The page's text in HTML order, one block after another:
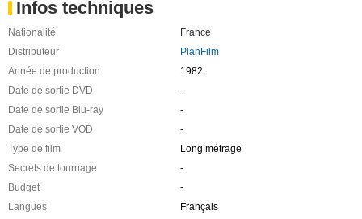
Infos techniques
Nationalité
France
Distributeur
PlanFilm
Année de production
1982
Date de sortie DVD
-
Date de sortie Blu-ray
-
Date de sortie VOD
-
Type de film
Long métrage
Secrets de tournage
-
Budget
-
Langues
Français